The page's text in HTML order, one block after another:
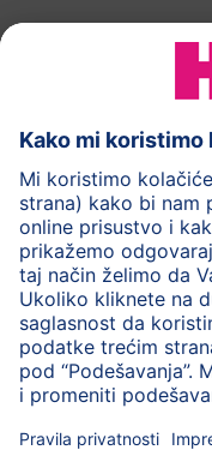
HiPP mlečna
HiPP Deca
Zaštita